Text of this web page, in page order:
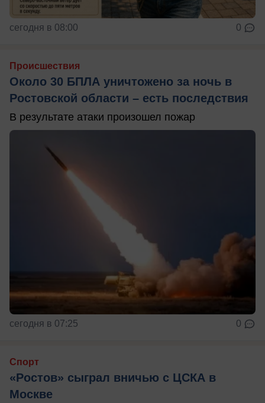
сегодня в 08:00 0
Происшествия
Около 30 БПЛА уничтожено за ночь в
Ростовской области – есть последствия
В результате атаки произошел пожар
сегодня в 07:25 0
Спорт
«Ростов» сыграл вничью с ЦСКА в
Москве